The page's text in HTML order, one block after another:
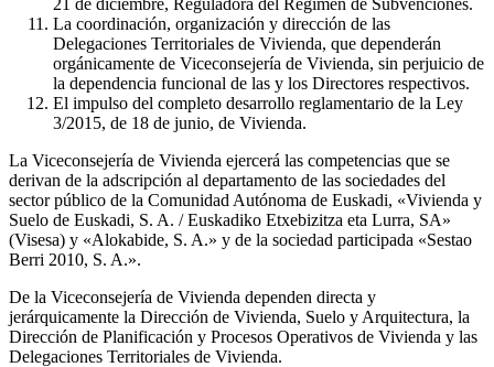
La coordinación, organización y dirección de las
Delegaciones Territoriales de Vivienda, que dependerán
orgánicamente de Viceconsejería de Vivienda, sin perjuicio de
la dependencia funcional de las y los Directores respectivos.
El impulso del completo desarrollo reglamentario de la Ley
3/2015, de 18 de junio, de Vivienda.
La Viceconsejería de Vivienda ejercerá las competencias que se
derivan de la adscripción al departamento de las sociedades del
sector público de la Comunidad Autónoma de Euskadi, «Vivienda y
Suelo de Euskadi, S. A. / Euskadiko Etxebizitza eta Lurra, SA»
(Visesa) y «Alokabide, S. A.» y de la sociedad participada «Sestao
Berri 2010, S. A.».
De la Viceconsejería de Vivienda dependen directa y
jerárquicamente la Dirección de Vivienda, Suelo y Arquitectura, la
Dirección de Planificación y Procesos Operativos de Vivienda y las
Delegaciones Territoriales de Vivienda.